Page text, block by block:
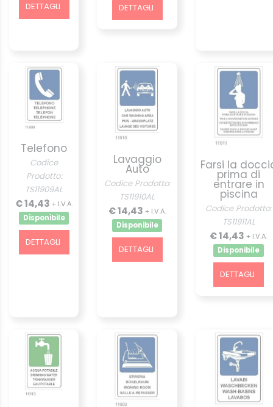
DETTAGLI DETTAGLI
Telefono
Codice
Prodotto:
TS11909AL
€ 14,43 + I.V.A.
Disponibile
DETTAGLI
Lavaggio
Auto
Codice Prodotto:
TS11910AL
€ 14,43 + I.V.A.
Disponibile
DETTAGLI
Farsi la
prima di
entrare in
piscina
Codice Prodotto:
TS11911AL
€ 14,43 + I.V.A.
Disponibile
DETTAGLI